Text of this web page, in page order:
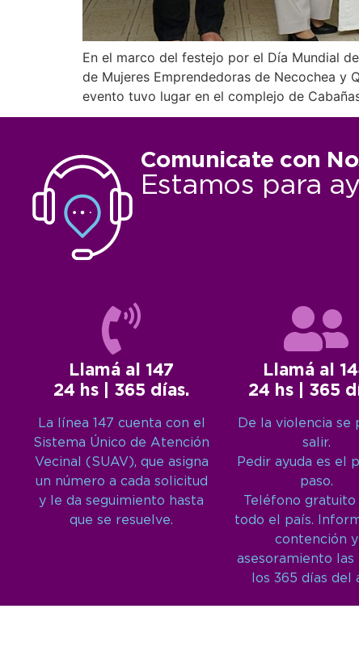
En el marco del festejo por el Día Mundial
de Mujeres Emprendedoras de Necochea y
evento tuvo lugar en el complejo de
Comunicate con
Estamos para
Llamá al 147
24 hs | 365 días.
La línea 147 cuenta con el
Sistema Único de Atención
Vecinal (SUAV), que asigna
un número a cada solicitud
y le da seguimiento hasta
que se resuelve.
Llamá al
24 hs | 365
De la violencia se
salir.
Pedir ayuda es el
paso.
Teléfono gratuito
todo el país.
contención y
asesoramiento las
los 365 días del